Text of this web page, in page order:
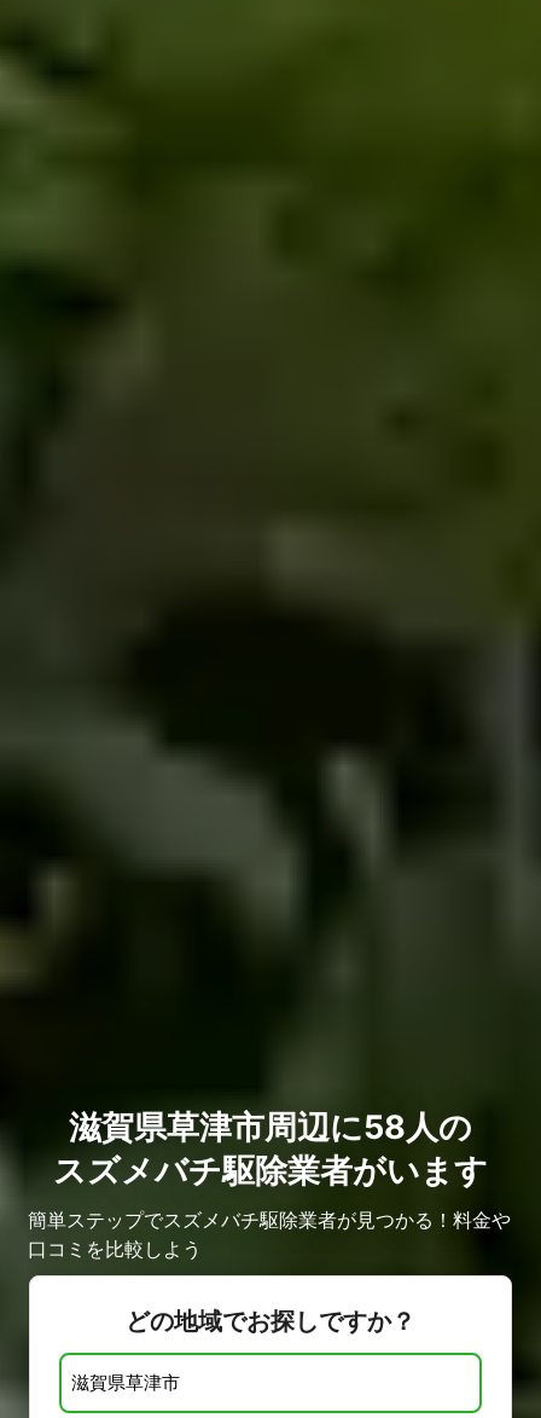
滋賀県草津市周辺に58人の
スズメバチ駆除業者がいます
簡単ステップでスズメバチ駆除業者が見つかる！料金や
口コミを比較しよう
どの地域でお探しですか？